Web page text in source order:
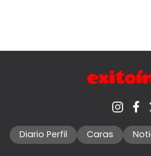
Diario Perfil Caras